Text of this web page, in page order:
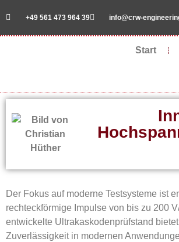
+49 561 473 964 39 info@crw-
Start
Der Fokus auf moderne Testsysteme ist
rechteckförmige Impulse von bis zu 200
entwickelte Ultrakaskodenprüfstand
Zuverlässigkeit in modernen